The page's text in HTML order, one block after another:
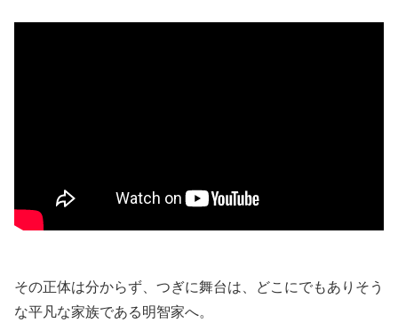
その正体は分からず、つぎに舞台は、どこにでもありそう
な平凡な家族である明智家へ。